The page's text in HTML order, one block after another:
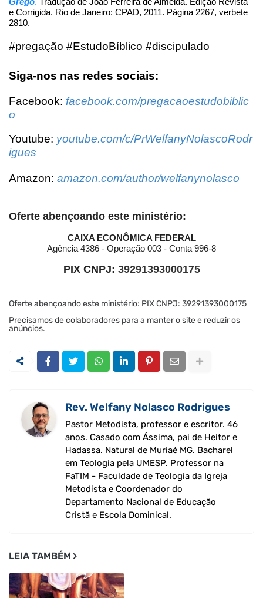
e Corrigida. Rio de Janeiro: CPAD, 2011. Página 2267, verbete
2810.
#pregação #EstudoBíblico #discipulado
Siga-nos nas redes sociais:
Facebook: facebook.com/pregacaoestudobiblic
o
Youtube: youtube.com/c/PrWelfanyNolascoRodr
igues
Amazon: amazon.com/author/welfanynolasco
Oferte abençoando este ministério:
CAIXA ECONÔMICA FEDERAL
Agência 4386 - Operação 003 - Conta 996-8
PIX CNPJ: 39291393000175
Oferte abençoando este ministério: PIX CNPJ: 39291393000175
Precisamos de colaboradores para a manter o site e reduzir os
anúncios.
Rev. Welfany Nolasco Rodrigues
Pastor Metodista, professor e escritor. 46
anos. Casado com Ássima, pai de Heitor e
Hadassa. Natural de Muriaé MG. Bacharel
em Teologia pela UMESP. Professor na
FaTIM - Faculdade de Teologia da Igreja
Metodista e Coordenador do
Departamento Nacional de Educação
Cristã e Escola Dominical.
LEIA TAMBÉM